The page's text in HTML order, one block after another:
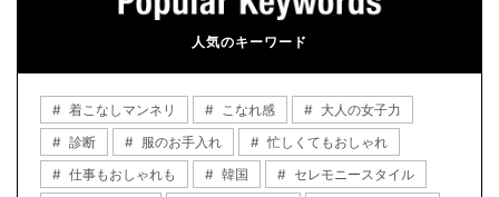
人気のキーワード
着こなしマンネリ こなれ感
大人の女子力
診断
服のお手入れ
忙しくてもおしゃれ
仕事もおしゃれも
韓国
セレモニースタイル